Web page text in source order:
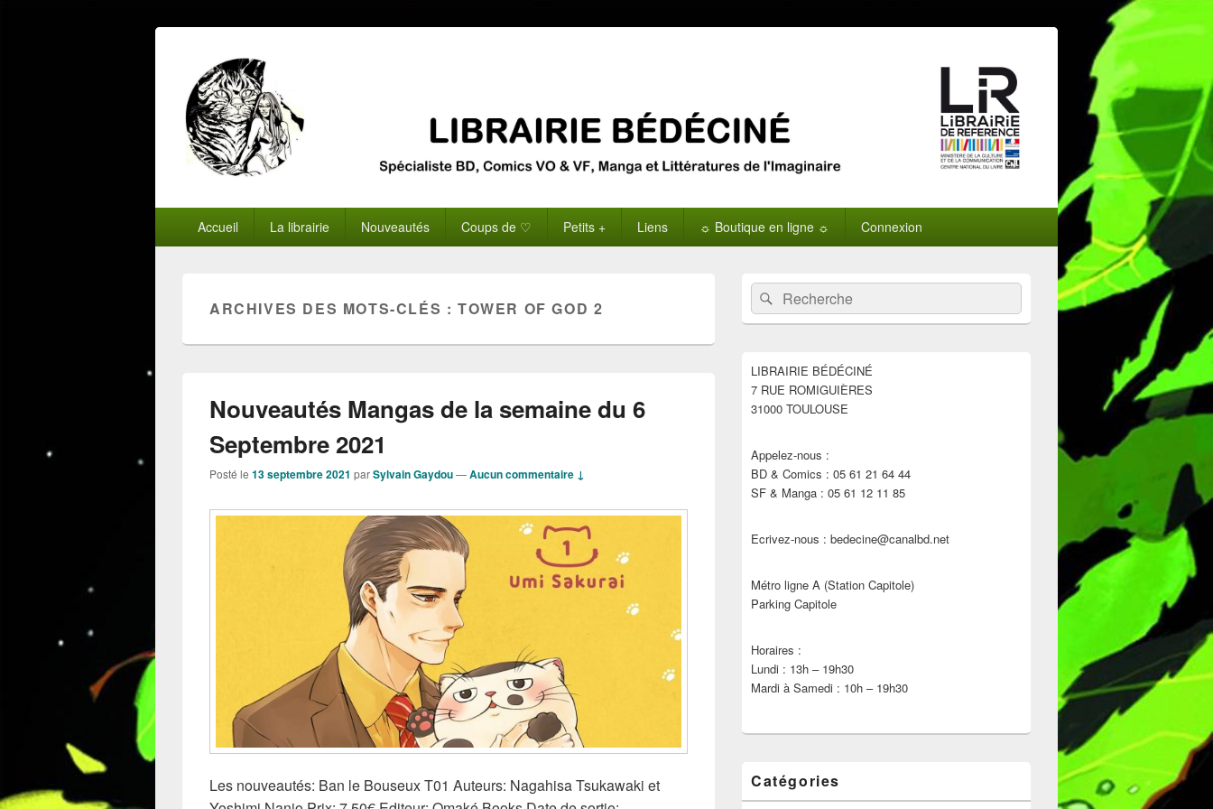
principalAccueil La librairie Nouveautés Coups de ♡ Petits + Liens ☼ Boutique en ligne ☼ Connexion
ARCHIVES DES MOTS-CLÉS :TOWER OF GOD 2
Nouveautés Mangas de la semaine du 6
Septembre 2021
Posté le 13 septembre 2021 parSylvain Gaydou—Aucun commentaire ↓
Les nouveautés: Ban le Bouseux T01 Auteurs: Nagahisa Tsukawaki et
Zone
principale
de
widget
barre
latérale
Recherche :Rechercher
LIBRAIRIE BÉDÉCINÉ
7 RUE ROMIGUIÈRES
31000 TOULOUSE
Appelez-nous :
BD & Comics : 05 61 21 64 44
SF & Manga : 05 61 12 11 85
Ecrivez-nous : bedecine@canalbd.net
Métro ligne A (Station Capitole)
Parking Capitole
Horaires :
Lundi : 13h – 19h30
Mardi à Samedi : 10h – 19h30
Catégories